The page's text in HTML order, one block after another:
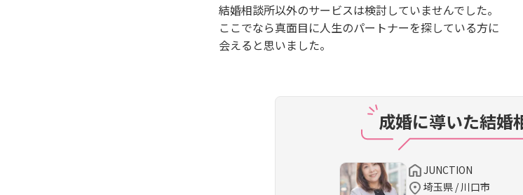
結婚相談所以外のサービスは検討していませんでした。
ここでなら真面目に人生のパートナーを探している方に
会えると思いました。
成婚に導いた結婚
JUNCTION
埼玉県 / 川口市